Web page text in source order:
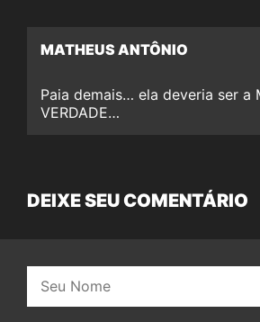
MATHEUS ANTÔNIO
Paia demais… ela deveria ser a
VERDADE…
DEIXE SEU COMENTÁRIO